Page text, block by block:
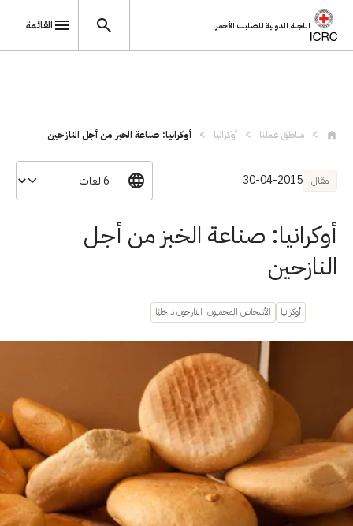
اللجنة الدولية للصليب الأحمر القائمة
مناطق عملنا أوكرانيا أوكرانيا: صناعة الخبز من أجل النازحين
مقال 30-04-2015
أوكرانيا: صناعة الخبز من أجل
النازحين
أوكرانيا الأشخاص المحميون: النازحون داخليًا